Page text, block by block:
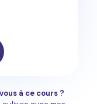
à ce cours ?